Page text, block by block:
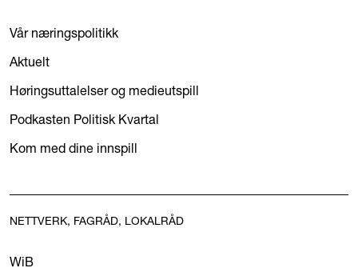
Vår næringspolitikk
Aktuelt
Høringsuttalelser og medieutspill
Podkasten Politisk Kvartal
Kom med dine innspill
NETTVERK, FAGRÅD, LOKALRÅD
WiB